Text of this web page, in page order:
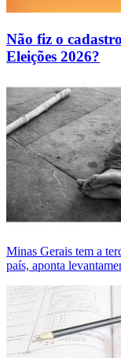
Não fiz o
Eleições 2026?
Minas Gerais tem a
país, aponta